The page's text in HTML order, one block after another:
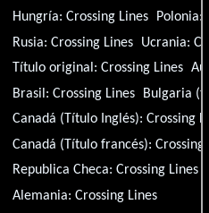
Hungría:Crossing Lines Polonia:
Rusia:Crossing Lines Ucrania:
Título original:Crossing Lines
Brasil:Crossing Lines Bulgaria
Canadá (Título Inglés):Crossing
Canadá (Título francés):Crossing
Republica Checa:Crossing Lines
Alemania:Crossing Lines